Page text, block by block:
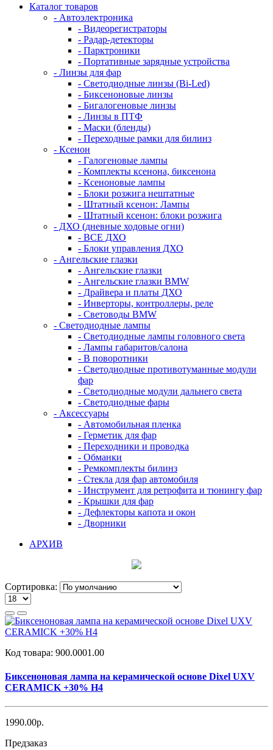
Каталог товаров
- Автоэлектроника
- Видеорегистраторы
- Радар-детекторы
- Парктроники
- Портативные зарядные устройства
- Линзы для фар
- Светодиодные линзы (Bi-Led)
- Биксеноновые линзы
- Бигалогеновые линзы
- Линзы в ПТФ
- Маски (бленды)
- Переходные рамки для билинз
- Ксенон
- Галогеновые лампы
- Комплекты ксенона, биксенона
- Ксеноновые лампы
- Блоки розжига нештатные
- Штатный ксенон: Лампы
- Штатный ксенон: блоки розжига
- ДХО (дневные ходовые огни)
- ВСЕ ДХО
- Блоки управления ДХО
- Ангельские глазки
- Ангельские глазки
- Ангельские глазки BMW
- Драйвера и платы ДХО
- Инверторы, контроллеры, реле
- Световоды BMW
- Светодиодные лампы
- Светодиодные лампы головного света
- Лампы габаритов/салона
- В поворотники
- Светодиодные противотуманные модули
фар
- Светодиодные модули дальнего света
- Светодиодные фары
- Аксессуары
- Автомобильная пленка
- Герметик для фар
- Переходники и проводка
- Обманки
- Ремкомплекты билинз
- Стекла для фар автомобиля
- Инструмент для ретрофита и тюнингу фар
- Крышки для фар
- Дефлекторы капота и окон
- Дворники
АРХИВ
Сортировка:
Код товара: 900.0001.00
Биксеноновая лампа на керамической основе Dixel UXV
CERAMICK +30% H4
1990.00р.
Предзаказ